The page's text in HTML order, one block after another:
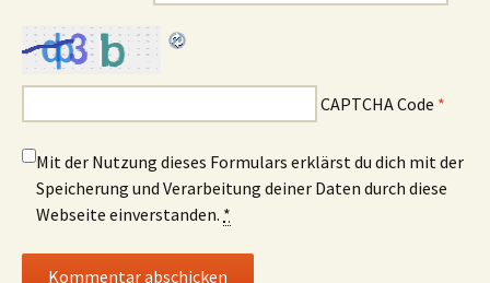
CAPTCHA Code *
Mit der Nutzung dieses Formulars erklärst du dich mit der
Speicherung und Verarbeitung deiner Daten durch diese
Webseite einverstanden. *